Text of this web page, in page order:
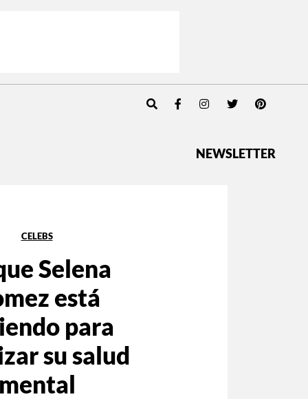
NEWSLETTER
CELEBS
Selena
está
para
su salud